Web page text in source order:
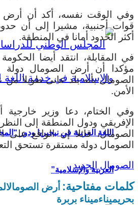
اللغة العربية في نيجيريا ودور
العربية والإسلامية”
وفي الوقت نفسه، أكد أن أرض
قوات أجنبية، مشيرا إلى أن
أكثر الحدود أمانا في المنطقة.
في المقابلة، انتقد أيضا الحكومة
مؤكدا أن أرض الصومال دولة
الصومال بأنه بلد عانى طويلا من
الأمن.
وفي الختام، دعا وزير خارجية
الإفريقي ودول المنطقة إلى
الصومال، قائلا إن الواقع
الصومال دولة مستقرة تستحق
الصومال الجديد
كلمات مفتاحية: أرض الصومال
بحريميناءميناء بربرة